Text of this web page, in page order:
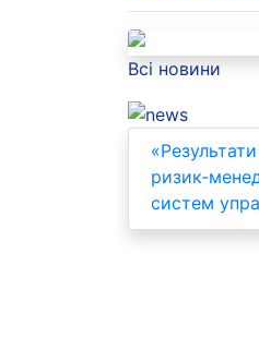
Previous
Всі новини
ризик-
систем